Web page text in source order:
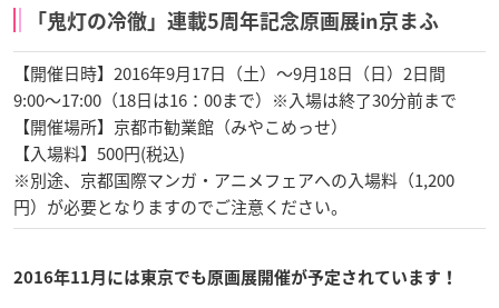
「鬼灯の冷徹」連載5周年記念原画展in京まふ
【開催日時】2016年9月17日（土）～9月18日（日）2日間
9:00～17:00（18日は16：00まで）※入場は終了30分前まで
【開催場所】京都市勧業館（みやこめっせ）
【入場料】500円(税込)
※別途、京都国際マンガ・アニメフェアへの入場料（1,200
円）が必要となりますのでご注意ください。
2016年11月には東京でも原画展開催が予定されています！